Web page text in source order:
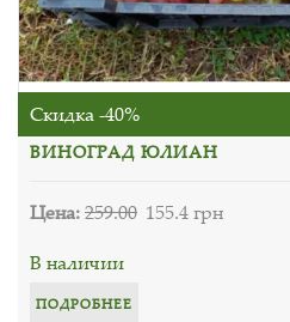
Скидка -40%
ВИНОГРАД ЮЛИАН
Цена:259.00 155.4 грн
В наличии
ПОДРОБНЕЕ